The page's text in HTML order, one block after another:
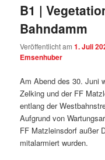
B1 |
Bahndamm
Veröffentlicht am1. Juli
Emsenhuber
Am Abend des 30. Juni
Zelking und der FF
entlang der
Aufgrund von
FF Matzleinsdorf außer
mitalarmiert wurden.